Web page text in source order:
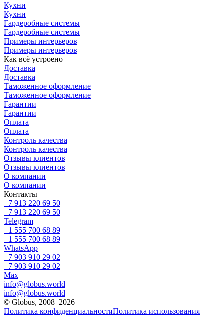
Кухни
Кухни
Гардеробные системы
Гардеробные системы
Примеры интерьеров
Примеры интерьеров
Как всё устроено
Доставка
Доставка
Таможенное оформление
Таможенное оформление
Гарантии
Гарантии
Оплата
Оплата
Контроль качества
Контроль качества
Отзывы клиентов
Отзывы клиентов
О компании
О компании
Контакты
+7 913 220 69 50
+7 913 220 69 50
Telegram
+1 555 700 68 89
+1 555 700 68 89
WhatsApp
+7 903 910 29 02
+7 903 910 29 02
Max
info@globus.world
info@globus.world
© Globus, 2008–2026
Политика конфиденциальностиПолитика использования